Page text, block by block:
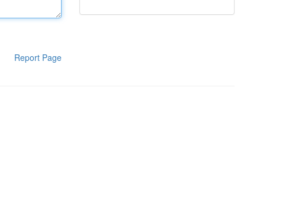
Report Page